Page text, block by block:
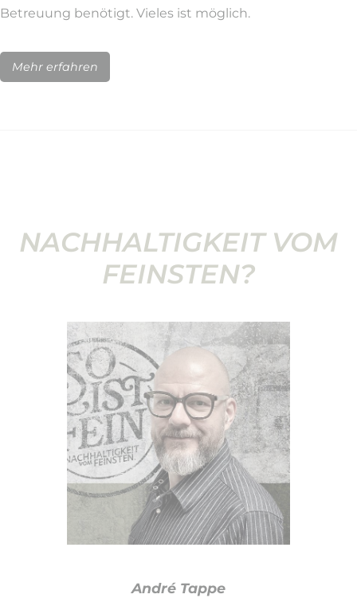
Betreuung benötigt. Vieles ist möglich.
Mehr erfahren
NACHHALTIGKEIT VOM
FEINSTEN?
André Tappe